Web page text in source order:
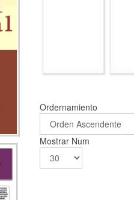
Ordernamiento
Mostrar Num